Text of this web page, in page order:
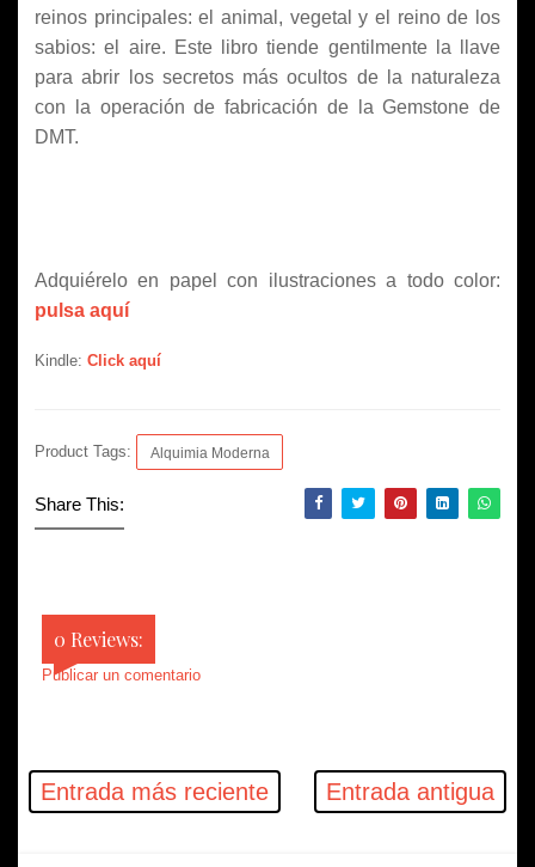
reinos principales: el animal, vegetal y el reino de los
sabios: el aire. Este libro tiende gentilmente la llave
para abrir los secretos más ocultos de la naturaleza
con la operación de fabricación de la Gemstone de
DMT.
Adquiérelo en papel con ilustraciones a todo color:
pulsa aquí
Kindle: Click aquí
Product Tags: Alquimia Moderna
Share This:
0 Reviews:
Publicar un comentario
Entrada más reciente Entrada antigua